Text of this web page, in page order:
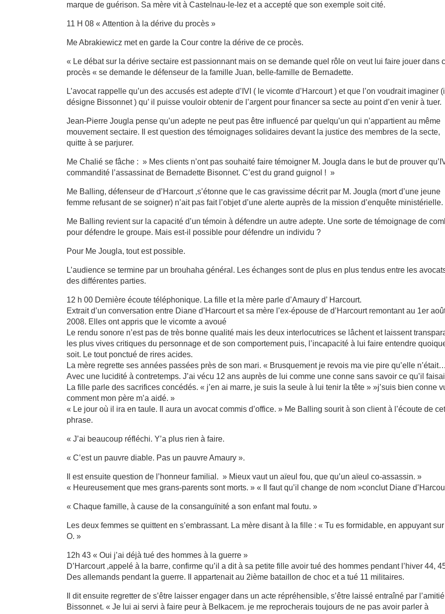
marque de guérison. Sa mère vit à Castelnau-le-lez et a accepté que son exemple soit cité.
11 H 08 « Attention à la dérive du procès »
Me Abrakiewicz met en garde la Cour contre la dérive de ce procès.
« Le débat sur la dérive sectaire est passionnant mais on se demande quel rôle on veut lui faire jouer dans
procès « se demande le défenseur de la famille Juan, belle-famille de Bernadette.
L’avocat rappelle qu’un des accusés est adepte d’IVI ( le vicomte d’Harcourt ) et que l’on voudrait imaginer (il
désigne Bissonnet ) qu’ il puisse vouloir obtenir de l’argent pour financer sa secte au point d’en venir à tuer.
Jean-Pierre Jougla pense qu’un adepte ne peut pas être influencé par quelqu’un qui n’appartient au même
mouvement sectaire. Il est question des témoignages solidaires devant la justice des membres de la secte,
quitte à se parjurer.
Me Chalié se fâche : » Mes clients n’ont pas souhaité faire témoigner M. Jougla dans le but de prouver
commandité l’assassinat de Bernadette Bisonnet. C’est du grand guignol ! »
Me Balling, défenseur de d’Harcourt ,s’étonne que le cas gravissime décrit par M. Jougla (mort d’une jeune
femme refusant de se soigner) n’ait pas fait l’objet d’une alerte auprès de la mission d’enquête ministérielle.
Me Balling revient sur la capacité d’un témoin à défendre un autre adepte. Une sorte de témoignage de
pour défendre le groupe. Mais est-il possible pour défendre un individu ?
Pour Me Jougla, tout est possible.
L’audience se termine par un brouhaha général. Les échanges sont de plus en plus tendus entre les
des différentes parties.
12 h 00 Dernière écoute téléphonique. La fille et la mère parle d’Amaury d’ Harcourt.
Extrait d’un conversation entre Diane d’Harcourt et sa mère l’ex-épouse de d’Harcourt remontant au 1er
2008. Elles ont appris que le vicomte a avoué
Le rendu sonore n’est pas de très bonne qualité mais les deux interlocutrices se lâchent et laissent
les plus vives critiques du personnage et de son comportement puis, l’incapacité à lui faire entendre
soit. Le tout ponctué de rires acides.
La mère regrette ses années passées près de son mari. « Brusquement je revois ma vie pire qu’elle n’était…
Avec une lucidité à contretemps. J’ai vécu 12 ans auprès de lui comme une conne sans savoir ce qu’il
La fille parle des sacrifices concédés. « j’en ai marre, je suis la seule à lui tenir la tête » »j’suis bien conne
comment mon père m’a aidé. »
« Le jour où il ira en taule. Il aura un avocat commis d’office. » Me Balling sourit à son client à l’écoute de
phrase.
« J’ai beaucoup réfléchi. Y’a plus rien à faire.
« C’est un pauvre diable. Pas un pauvre Amaury ».
Il est ensuite question de l’honneur familial. » Mieux vaut un aïeul fou, que qu’un aïeul co-assassin. »
« Heureusement que mes grans-parents sont morts. » « Il faut qu’il change de nom »conclut Diane
« Chaque famille, à cause de la consanguïnité a son enfant mal foutu. »
Les deux femmes se quittent en s’embrassant. La mère disant à la fille : « Tu es formidable, en appuyant
O. »
12h 43 « Oui j’ai déjà tué des hommes à la guerre »
D’Harcourt ,appelé à la barre, confirme qu’il a dit à sa petite fille avoir tué des hommes pendant l’hiver 44,
Des allemands pendant la guerre. Il appartenait au 2ième bataillon de choc et a tué 11 militaires.
Il dit ensuite regretter de s’être laisser engager dans un acte répréhensible, s’être laissé entraîné par
Bissonnet. « Je lui ai servi à faire peur à Belkacem. je me reprocherais toujours de ne pas avoir parler à